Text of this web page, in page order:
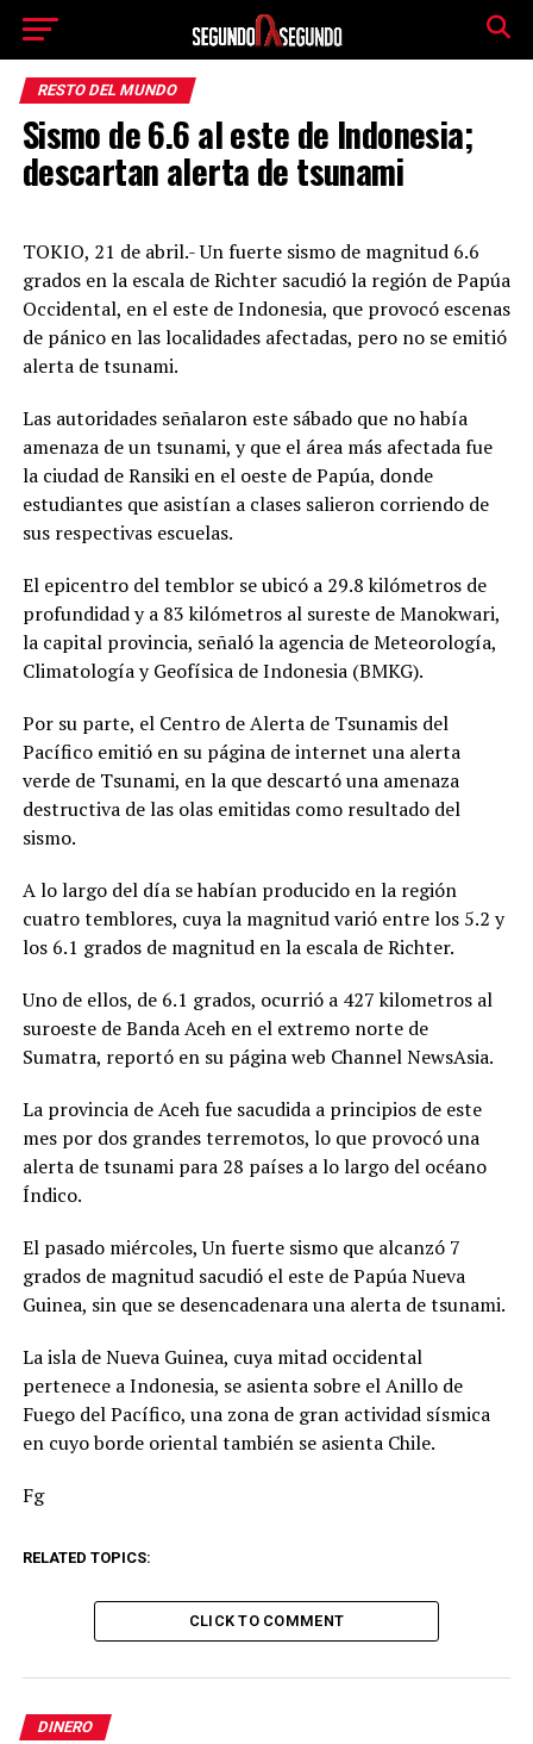
RESTO DEL MUNDO
Sismo de 6.6 al este de Indonesia;
descartan alerta de tsunami
TOKIO, 21 de abril.- Un fuerte sismo de magnitud 6.6
grados en la escala de Richter sacudió la región de Papúa
Occidental, en el este de Indonesia, que provocó escenas
de pánico en las localidades afectadas, pero no se emitió
alerta de tsunami.
Las autoridades señalaron este sábado que no había
amenaza de un tsunami, y que el área más afectada fue
la ciudad de Ransiki en el oeste de Papúa, donde
estudiantes que asistían a clases salieron corriendo de
sus respectivas escuelas.
El epicentro del temblor se ubicó a 29.8 kilómetros de
profundidad y a 83 kilómetros al sureste de Manokwari,
la capital provincia, señaló la agencia de Meteorología,
Climatología y Geofísica de Indonesia (BMKG).
Por su parte, el Centro de Alerta de Tsunamis del
Pacífico emitió en su página de internet una alerta
verde de Tsunami, en la que descartó una amenaza
destructiva de las olas emitidas como resultado del
sismo.
A lo largo del día se habían producido en la región
cuatro temblores, cuya la magnitud varió entre los 5.2 y
los 6.1 grados de magnitud en la escala de Richter.
Uno de ellos, de 6.1 grados, ocurrió a 427 kilometros al
suroeste de Banda Aceh en el extremo norte de
Sumatra, reportó en su página web Channel NewsAsia.
La provincia de Aceh fue sacudida a principios de este
mes por dos grandes terremotos, lo que provocó una
alerta de tsunami para 28 países a lo largo del océano
Índico.
El pasado miércoles, Un fuerte sismo que alcanzó 7
grados de magnitud sacudió el este de Papúa Nueva
Guinea, sin que se desencadenara una alerta de tsunami.
La isla de Nueva Guinea, cuya mitad occidental
pertenece a Indonesia, se asienta sobre el Anillo de
Fuego del Pacífico, una zona de gran actividad sísmica
en cuyo borde oriental también se asienta Chile.
Fg
RELATED TOPICS:
CLICK TO COMMENT
DINERO